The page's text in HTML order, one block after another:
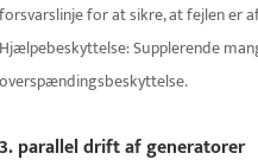
forsvarslinje for at sikre, at fejlen er
Hjælpebeskyttelse: Supplerende
overspændingsbeskyttelse.
3. parallel drift af generatorer